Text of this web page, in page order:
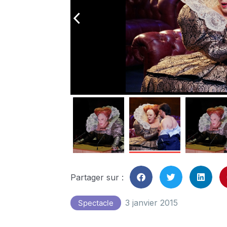
arrow_back_ios
Partager sur :
Spectacle 3 janvier 2015